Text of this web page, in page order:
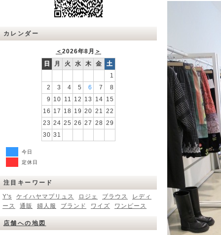
カレンダー
＜ 2026年8月 ＞
日
月 火 水 木 金
土
1
2
3 4 5 6 7
8
9 10 11 12 13 14 15
16 17 18 19 20 21 22
23 24 25 26 27 28 29
30 31
今日
定休日
注目キーワード
Y's
ケイハヤマプリュス ロジェ ブラウス
レディ
ース
通販 婦人服 ブランド ワイズ ワンピース
店舗への地図